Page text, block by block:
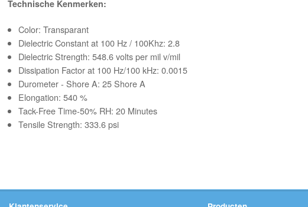
Technische Kenmerken:
Color: Transparant
Dielectric Constant at 100 Hz / 100Khz: 2.8
Dielectric Strength: 548.6 volts per mil v/mil
Dissipation Factor at 100 Hz/100 kHz: 0.0015
Durometer - Shore A: 25 Shore A
Elongation: 540 %
Tack-Free Time-50% RH: 20 Minutes
Tensile Strength: 333.6 psi